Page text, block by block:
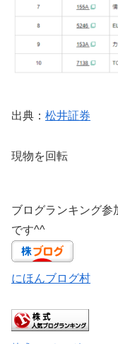
出典： 松井証券
現物を回転
ブログランキング参
です^^
にほんブログ村